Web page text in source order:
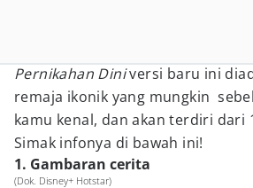
Pernikahan Diniversi baru ini
remaja ikonik yang mungkin
kamu kenal, dan akan terdiri dari
Simak infonya di bawah ini!
1. Gambaran cerita
(Dok. Disney+ Hotstar)